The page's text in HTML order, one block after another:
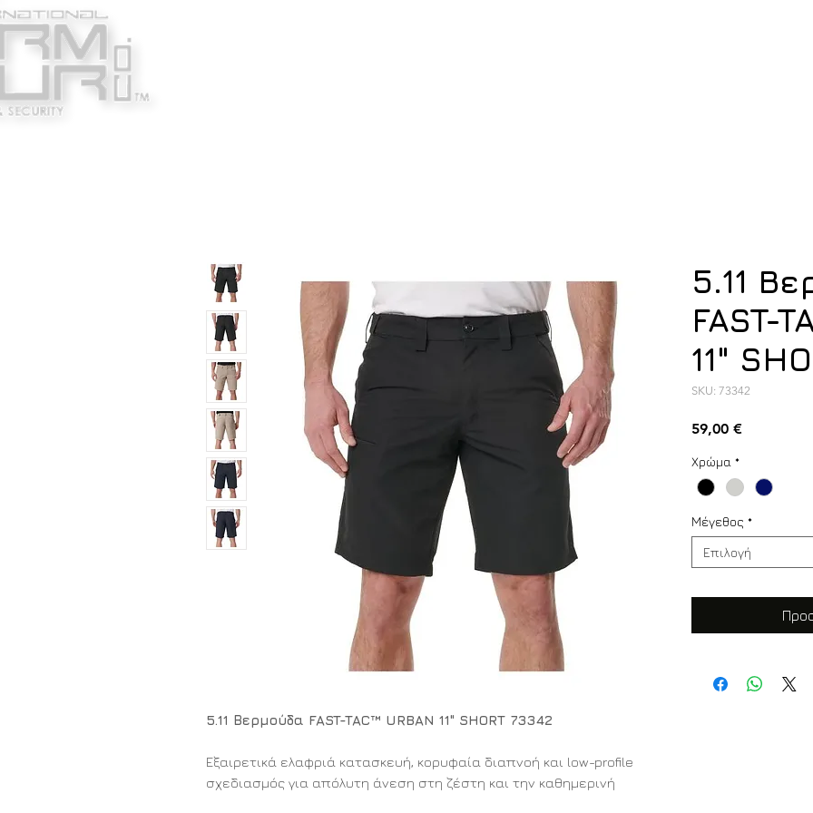
5.11 Βερμούδα FAST-TAC™ URBAN 11" SHORT 73342
Εξαιρετικά ελαφριά κατασκευή, κορυφαία διαπνοή και low-profile
σχεδιασμός για απόλυτη άνεση στη ζέστη και την καθημερινή
5.11
FAST-
11"
SKU: 73342
59,00 €Τιμή
Χρώμα *
Μέγεθος *
Επιλογή